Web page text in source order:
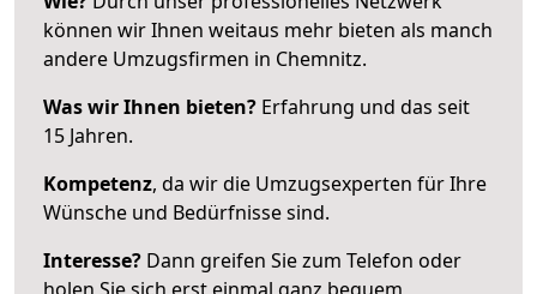
können wir Ihnen weitaus mehr bieten als manch
andere Umzugsfirmen in Chemnitz.
Was wir Ihnen bieten? Erfahrung und das seit
15 Jahren.
Kompetenz, da wir die Umzugsexperten für Ihre
Wünsche und Bedürfnisse sind.
Interesse? Dann greifen Sie zum Telefon oder